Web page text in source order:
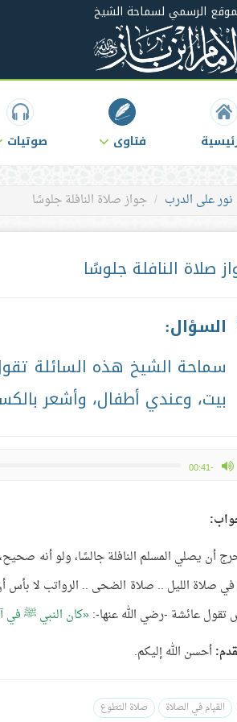
الرسمي لسماحة الشيخ
فتاوى صوتيات
نور على الدرب جواز صلاة النافلة جلوسًا
صلاة النافلة جلوسًا
السؤال:
سماحة الشيخ هذه السائلة
بيت، وعندي أطفال، وأشعر
-00:41
max volume
أن يصلي المسلم النافلة جالسًا، ولو أنه
في صلاة الليل .. صلاة الضحى .. الرواتب لا
تقول عائشة -رضي الله عنها-: كان النبي ﷺ في
أحسن الله إليكم.
القيام في الصلاة صلاة التطوع